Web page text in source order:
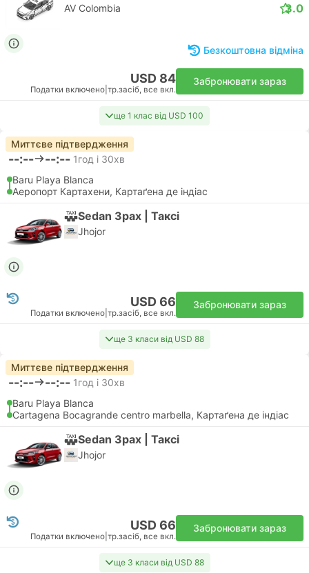
AV Colombia 3.0
Безкоштовна відміна
USD 84
Податки включено тр.засіб, все вкл.
Забронювати зараз
ще 1 клас від USD 100
Миттєве підтвердження
--:-- --:-- 1год і 30хв
Baru Playa Blanca
Аеропорт Картахени, Картаґена де індіас
Sedan 3pax | Таксі
Jhojor
USD 66
Податки включено тр.засіб, все вкл.
Забронювати зараз
ще 3 класи від USD 88
Миттєве підтвердження
--:-- --:-- 1год і 30хв
Baru Playa Blanca
Cartagena Bocagrande centro marbella, Картаґена де індіас
Sedan 3pax | Таксі
Jhojor
USD 66
Податки включено тр.засіб, все вкл.
Забронювати зараз
ще 3 класи від USD 88